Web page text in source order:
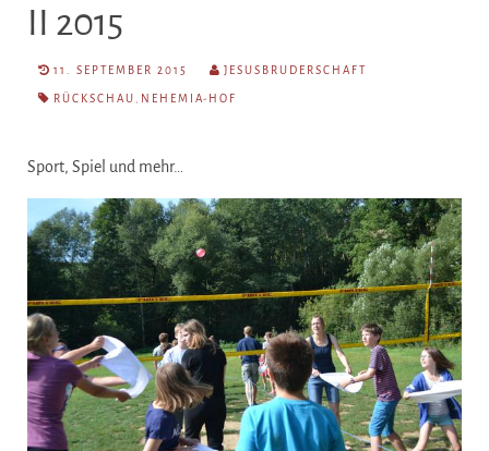
II 2015
11. SEPTEMBER 2015 JESUSBRUDERSCHAFT
RÜCKSCHAU NEHEMIA-HOF
Sport, Spiel und mehr…